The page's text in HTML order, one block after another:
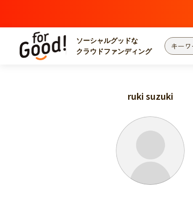
ソーシャルグッドな
クラウドファンディング
注目
国際協力
災害
北海道・東北
関東
ruki suzuki